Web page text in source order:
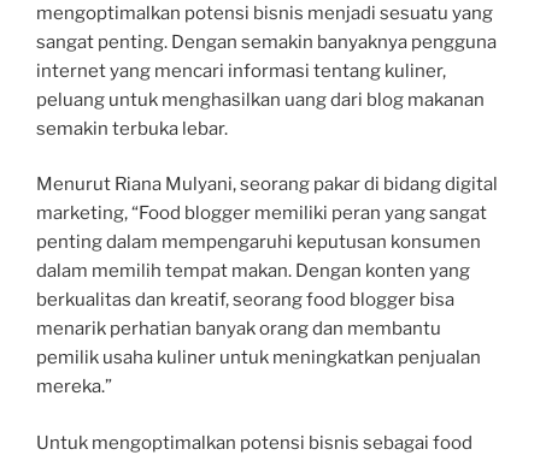
mengoptimalkan potensi bisnis menjadi sesuatu yang
sangat penting. Dengan semakin banyaknya pengguna
internet yang mencari informasi tentang kuliner,
peluang untuk menghasilkan uang dari blog makanan
semakin terbuka lebar.
Menurut Riana Mulyani, seorang pakar di bidang digital
marketing, “Food blogger memiliki peran yang sangat
penting dalam mempengaruhi keputusan konsumen
dalam memilih tempat makan. Dengan konten yang
berkualitas dan kreatif, seorang food blogger bisa
menarik perhatian banyak orang dan membantu
pemilik usaha kuliner untuk meningkatkan penjualan
mereka.”
Untuk mengoptimalkan potensi bisnis sebagai food